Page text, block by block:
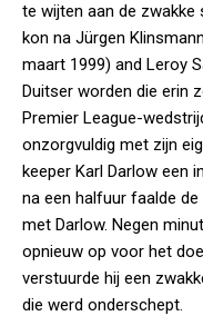
te wijten aan de zwakke
kon na Jürgen
maart 1999) and Leroy
Duitser worden die erin
Premier League-
onzorgvuldig met zijn
keeper Karl Darlow een
na een halfuur faalde
met Darlow. Negen
opnieuw op voor het
verstuurde hij een
die werd onderschept.